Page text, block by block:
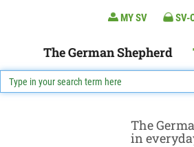
MY SV SV-
The German Shepherd
The
in